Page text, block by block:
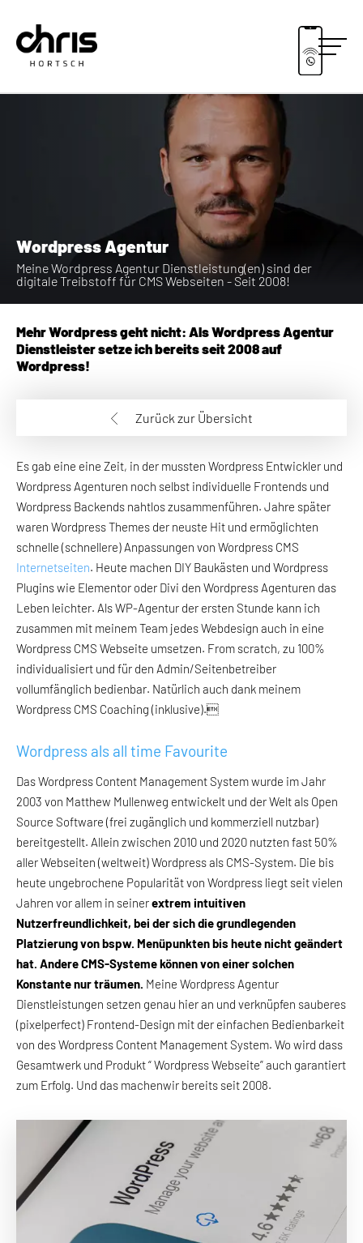
Wordpress Agentur
Meine Wordpress Agentur Dienstleistung(en) sind der
digitale Treibstoff für CMS Webseiten - Seit 2008!
Mehr Wordpress geht nicht: Als Wordpress Agentur
Dienstleister setze ich bereits seit 2008 auf
Wordpress!
Zurück zur Übersicht
Es gab eine eine Zeit, in der mussten Wordpress Entwickler und
Wordpress Agenturen noch selbst individuelle Frontends und
Wordpress Backends nahtlos zusammenführen. Jahre später
waren Wordpress Themes der neuste Hit und ermöglichten
schnelle (schnellere) Anpassungen von Wordpress CMS
Internetseiten. Heute machen DIY Baukästen und Wordpress
Plugins wie Elementor oder Divi den Wordpress Agenturen das
Leben leichter. Als WP-Agentur der ersten Stunde kann ich
zusammen mit meinem Team jedes Webdesign auch in eine
Wordpress CMS Webseite umsetzen. From scratch, zu 100%
individualisiert und für den Admin/Seitenbetreiber
vollumfänglich bedienbar. Natürlich auch dank meinem
Wordpress CMS Coaching (inklusive).
Wordpress als all time Favourite
Das Wordpress Content Management System wurde im Jahr
2003 von Matthew Mullenweg entwickelt und der Welt als Open
Source Software (frei zugänglich und kommerziell nutzbar)
bereitgestellt. Allein zwischen 2010 und 2020 nutzten fast 50%
aller Webseiten (weltweit) Wordpress als CMS-System. Die bis
heute ungebrochene Popularität von Wordpress liegt seit vielen
Jahren vor allem in seinerextrem intuitiven
Nutzerfreundlichkeit, bei der sich die grundlegenden
Platzierung von bspw. Menüpunkten bis heute nicht geändert
hat. Andere CMS-Systeme können von einer solchen
Konstante nur träumen. Meine Wordpress Agentur
Dienstleistungen setzen genau hier an und verknüpfen sauberes
(pixelperfect) Frontend-Design mit der einfachen Bedienbarkeit
von des Wordpress Content Management System. Wo wird dass
Gesamtwerk und Produkt “ Wordpress Webseite” auch garantiert
zum Erfolg. Und das machenwir bereits seit 2008.